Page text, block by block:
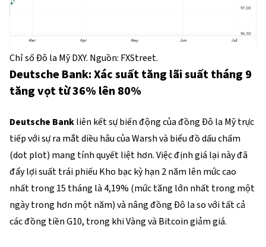
Chỉ số Đô la Mỹ DXY. Nguồn: FXStreet.
Deutsche Bank: Xác suất tăng lãi suất tháng 9
tăng vọt từ 36% lên 80%
Deutsche Bankliên kết sự biến động của đồng Đô la Mỹ trực
tiếp với sự ra mắt diều hâu của Warsh và biểu đồ dấu chấm
(dot plot) mang tính quyết liệt hơn. Việc định giá lại này đã
đẩy lợi suất trái phiếu Kho bạc kỳ hạn 2 năm lên mức cao
nhất trong 15 tháng là 4,19% (mức tăng lớn nhất trong một
ngày trong hơn một năm) và nâng đồng Đô la so với tất cả
các đồng tiền G10, trong khi Vàng và Bitcoin giảm giá.